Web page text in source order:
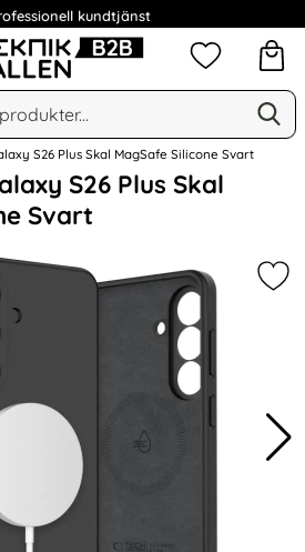
kundtjänst
Sök på Narse Group AB
Mina
S26 Plus Skal MagSafe Silicone Svart
S26 Plus Skal
Svart